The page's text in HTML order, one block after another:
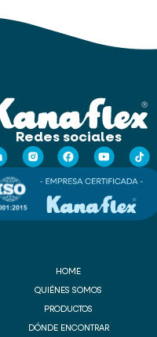
Redes sociales
HOME
QUIÉNES SOMOS
PRODUCTOS
DÓNDE ENCONTRAR